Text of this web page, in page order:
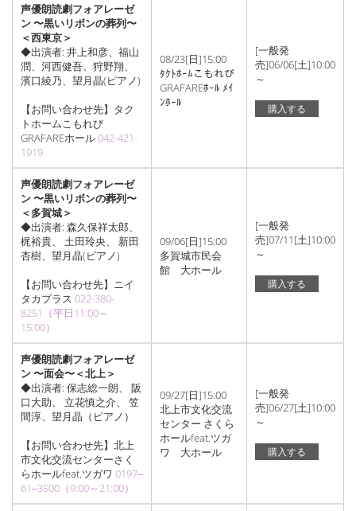
声優朗読劇フォアレーゼ
ン 〜黒いリボンの葬列〜
＜西東京＞
◆出演者: 井上和彦、福山
潤、河西健吾、狩野翔、
濱口綾乃、望月晶(ピアノ)
【お問い合わせ先】タク
トホームこもれび
GRAFAREホール042-421-
1919
08/23[日]15:00
ﾀｸﾄﾎｰﾑこもれび
GRAFAREﾎｰﾙ ﾒｲ
ﾝﾎｰﾙ
[一般発
売]06/06[土]10:00
～
購入する
声優朗読劇フォアレーゼ
ン 〜黒いリボンの葬列〜
＜多賀城＞
◆出演者: 森久保祥太郎、
梶裕貴、 土田玲央、 新田
杏樹、望月晶(ピアノ)
【お問い合わせ先】ニイ
タカプラス 022-380-
8251（平日11:00～
15:00）
09/06[日]15:00
多賀城市民会
館 大ホール
[一般発
売]07/11[土]10:00
～
購入する
声優朗読劇フォアレーゼ
ン 〜面会〜＜北上＞
◆出演者: 保志総一朗、 阪
口大助、 立花慎之介、 笠
間淳、望月晶（ピアノ）
【お問い合わせ先】北上
市文化交流センターさく
らホールfeat.ツガワ 0197‒
61‒3500（9:00～21:00）
09/27[日]15:00
北上市文化交流
センター さくら
ホールfeat.ツガ
ワ 大ホール
[一般発
売]06/27[土]10:00
～
購入する